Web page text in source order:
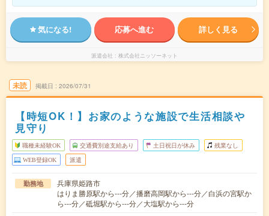
気になる! 応募へ進む 詳しく見る
派遣会社 株式会社ニッソーネット
未読 掲載日 2026/07/31
【時短OK！】お家のような施設で生活相談や
見守り
職種未経験OK 交通費別途支給あり 土日祝日が休み 残業なし
WEB登録OK 派遣
勤務地
兵庫県姫路市
はりま勝原駅から---分／播磨高岡駅から---分／白浜の宮駅か
ら---分／砥堀駅から---分／大塩駅から---分